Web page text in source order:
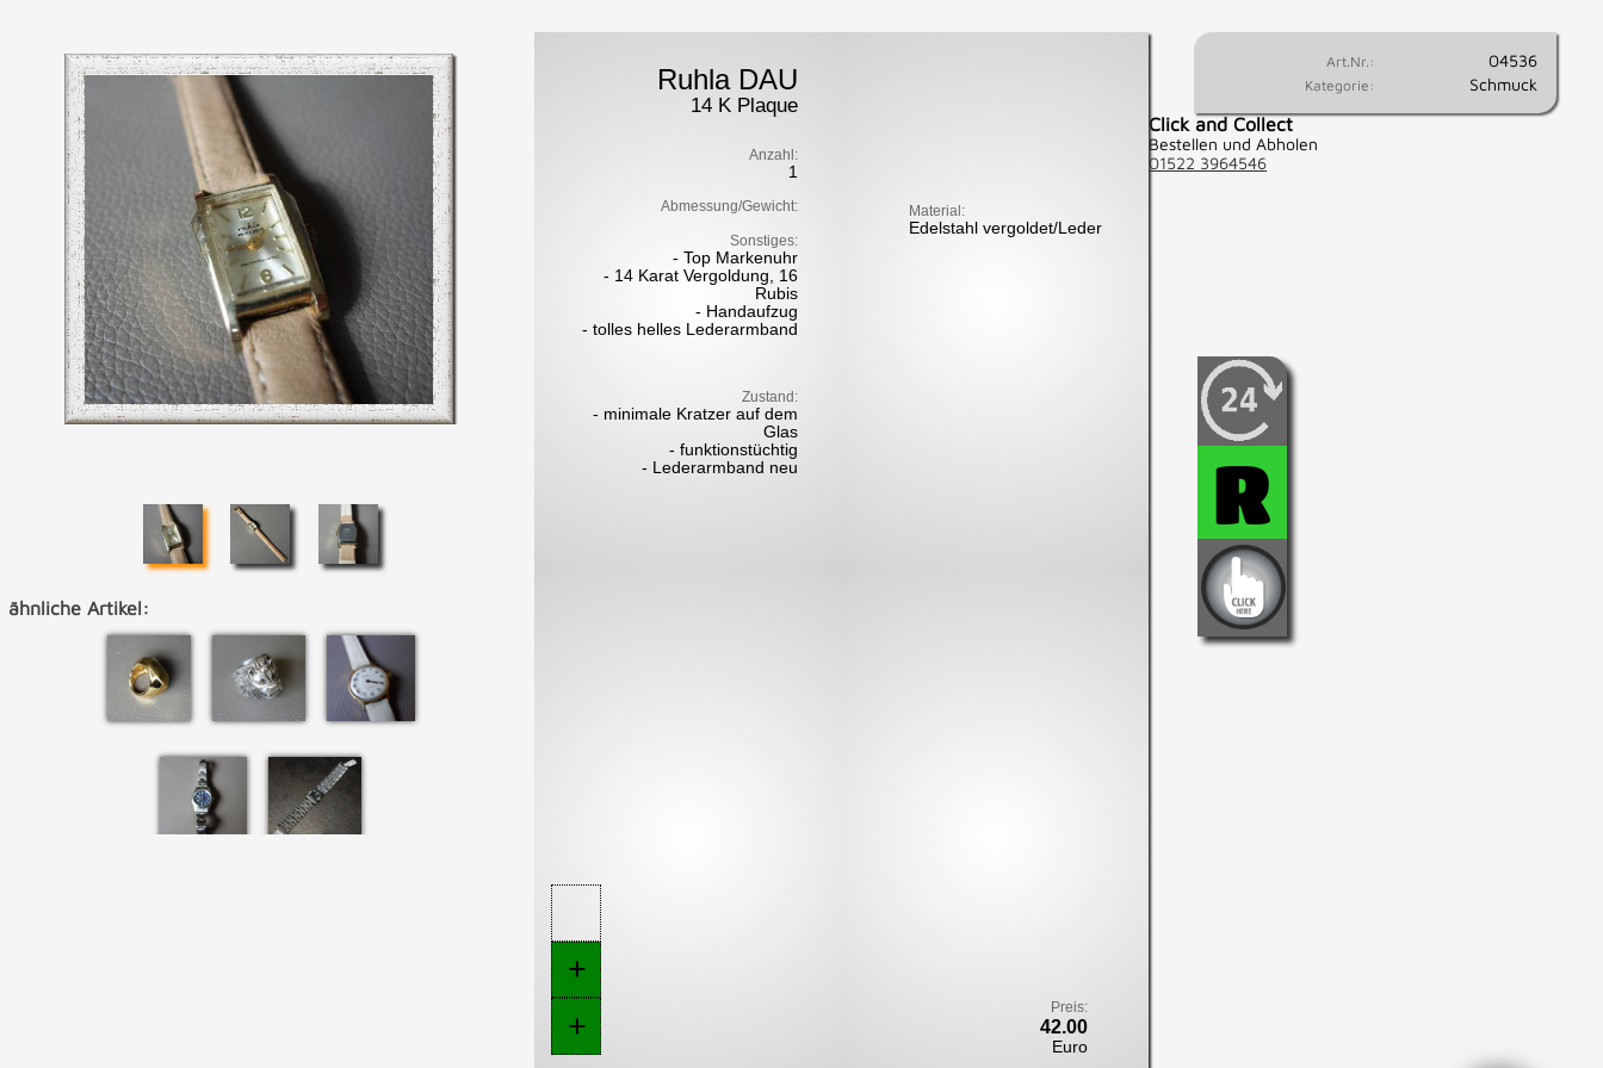
ähnliche Artikel:
Ruhla DAU
14 K Plaque
Anzahl:
1
Abmessung/Gewicht:
Sonstiges:
- Top Markenuhr
- 14 Karat Vergoldung, 16
Rubis
- Handaufzug
- tolles helles Lederarmband
Zustand:
- minimale Kratzer auf dem
Glas
- funktionstüchtig
- Lederarmband neu
+
+
Material:
Edelstahl vergoldet/Leder
Preis:
42.00
Euro
Art.Nr.: 04536
Kategorie: Schmuck
Click and Collect
Bestellen und Abholen
01522 3964546
R